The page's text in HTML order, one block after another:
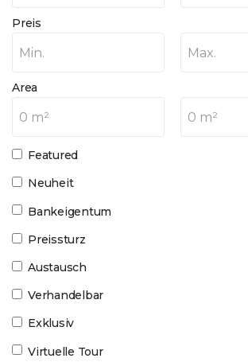
Preis
Min. Max.
Area
0 m² 0 m²
Featured
Neuheit
Bankeigentum
Preissturz
Austausch
Verhandelbar
Exklusiv
Virtuelle Tour